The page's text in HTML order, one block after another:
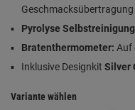
Geschmacksübertragung
Pyrolyse
Bratenthermometer: Auf
Inklusive Designkit Silver
Variante wählen